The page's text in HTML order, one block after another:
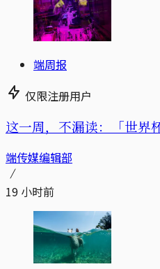
端周报
仅限注册用户
这一周，不漏读：「世界
端传媒编辑部
19 小时前